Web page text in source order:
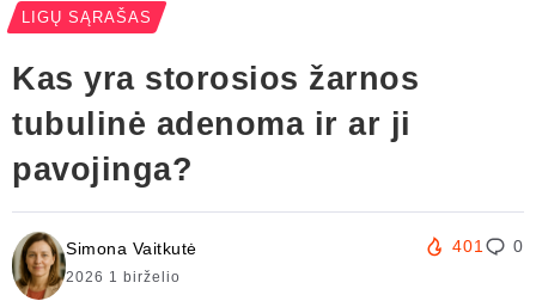
LIGŲ SĄRAŠAS
Kas yra storosios žarnos
tubulinė adenoma ir ar ji
pavojinga?
Simona Vaitkutė
2026 1 birželio
401 0